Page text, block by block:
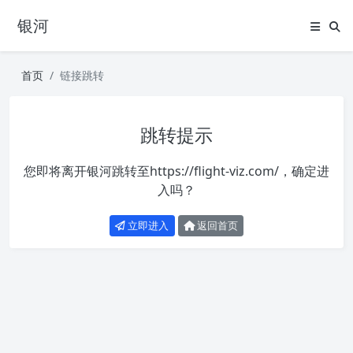
银河
首页 链接跳转
跳转提示
您即将离开银河跳转至https://flight-viz.com/ ，确定进
入吗？
立即进入 返回首页